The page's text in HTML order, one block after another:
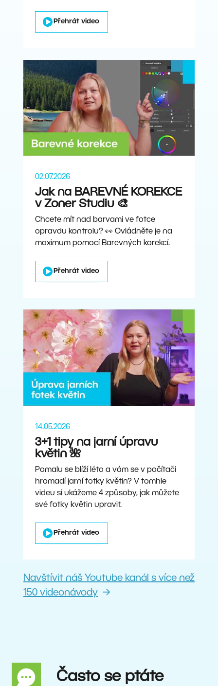
Přehrát video
02.07.2026
Jak na BAREVNÉ KOREKCE
v Zoner Studiu 🎨
Chcete mít nad barvami ve fotce
opravdu kontrolu? 👀 Ovládněte je na
maximum pomocí Barevných korekcí.
Přehrát video
14.05.2026
3+1 tipy na jarní úpravu
květin 🌺
Pomalu se blíží léto a vám se v počítači
hromadí jarní fotky květin? V tomhle
videu si ukážeme 4 způsoby, jak můžete
své fotky květin upravit.
Přehrát video
Navštívit náš Youtube kanál s více než
150 videonávody
Často se ptáte